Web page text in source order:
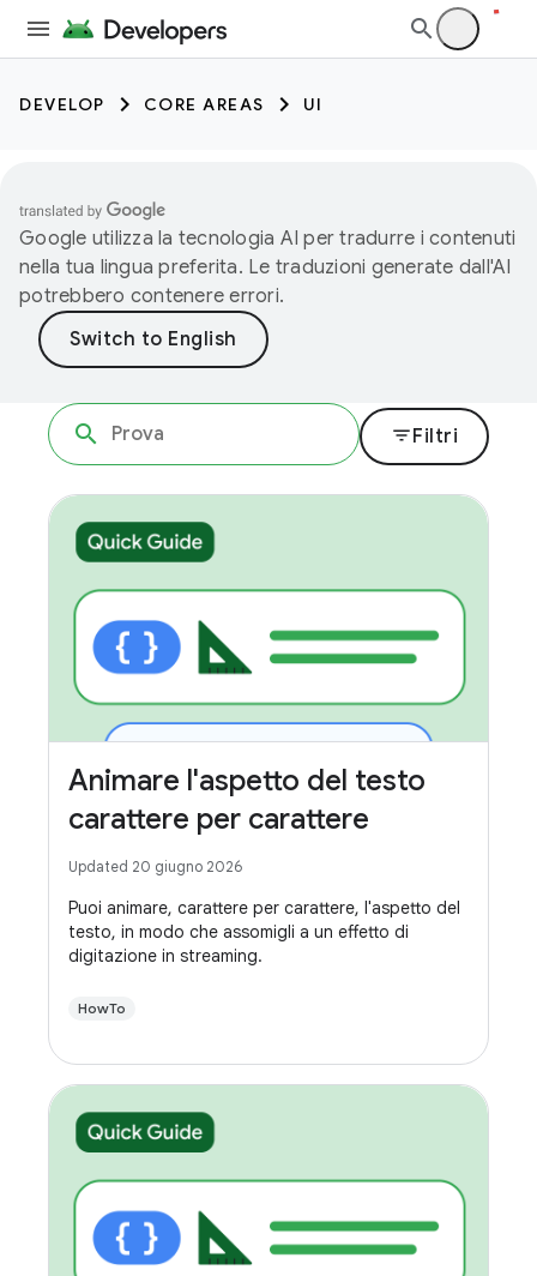
DEVELOP CORE AREAS UI
Google utilizza la tecnologia AI per tradurre i contenuti
nella tua lingua preferita. Le traduzioni generate dall'AI
potrebbero contenere errori.
filter_listFiltri
Animare l'aspetto del testo
carattere per carattere
Updated 20 giugno 2026
Puoi animare, carattere per carattere, l'aspetto del
testo, in modo che assomigli a un effetto di
digitazione in streaming.
HowTo